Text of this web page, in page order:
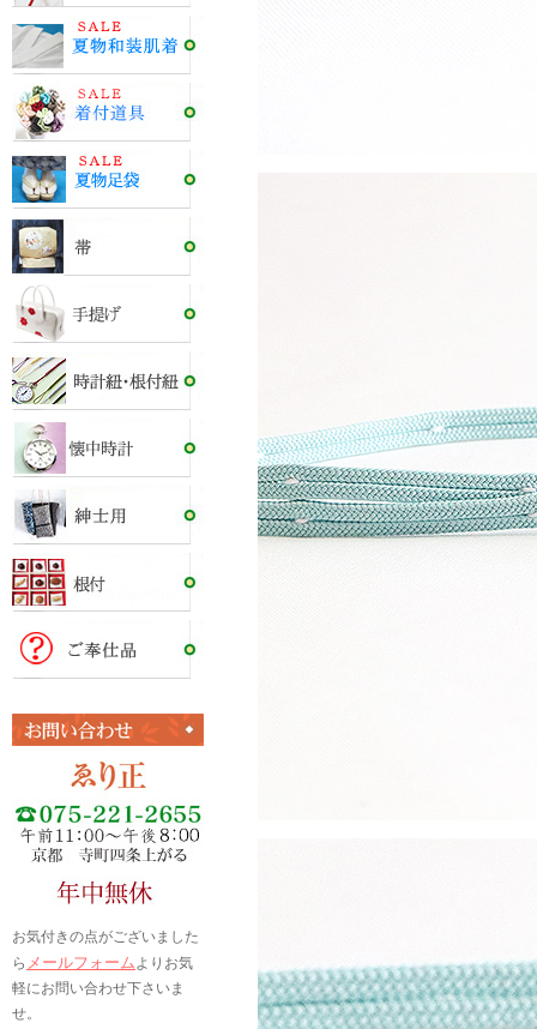
お気付きの点がございました
ら メールフォームよりお気
軽にお問い合わせ下さいま
せ。